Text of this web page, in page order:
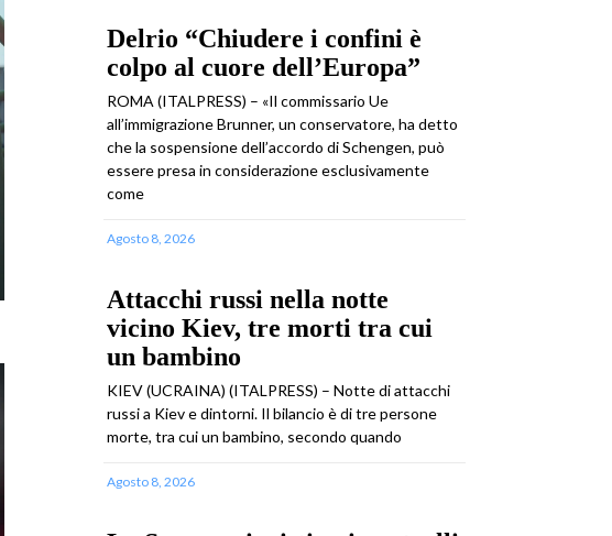
Delrio “Chiudere i confini è
colpo al cuore dell’Europa”
ROMA (ITALPRESS) – «Il commissario Ue
all’immigrazione Brunner, un conservatore, ha detto
che la sospensione dell’accordo di Schengen, può
essere presa in considerazione esclusivamente
come
Agosto 8, 2026
Attacchi russi nella notte
vicino Kiev, tre morti tra cui
un bambino
KIEV (UCRAINA) (ITALPRESS) – Notte di attacchi
russi a Kiev e dintorni. Il bilancio è di tre persone
morte, tra cui un bambino, secondo quando
Agosto 8, 2026